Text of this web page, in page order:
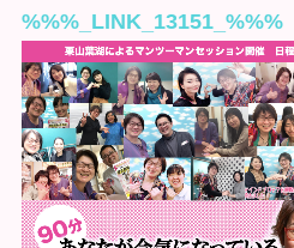
%%%_LINK_13151_%%%